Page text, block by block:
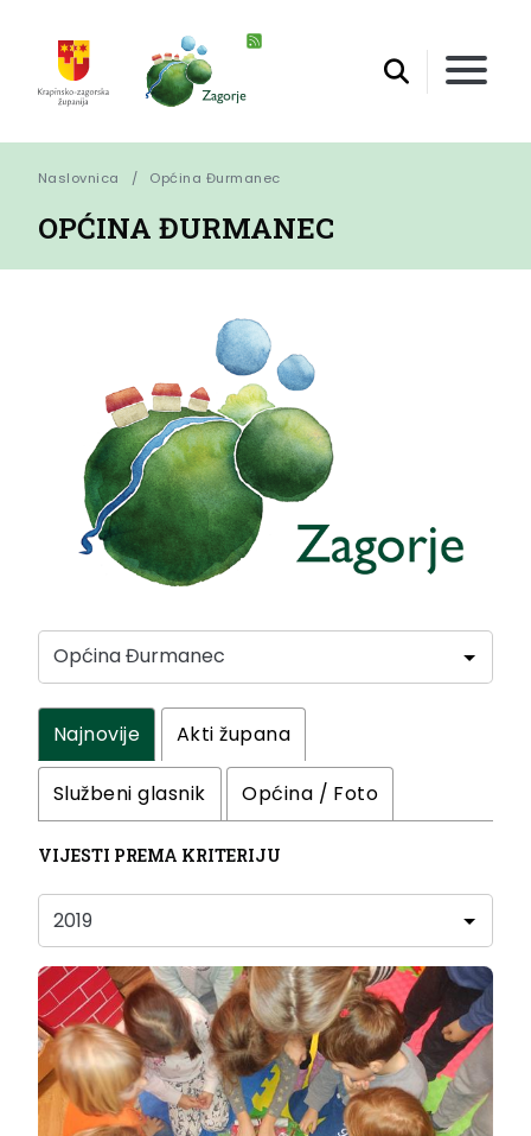
Naslovnica Općina Đurmanec
OPĆINA ĐURMANEC
Najnovije Akti župana
Službeni glasnik Općina / Foto
VIJESTI PREMA KRITERIJU